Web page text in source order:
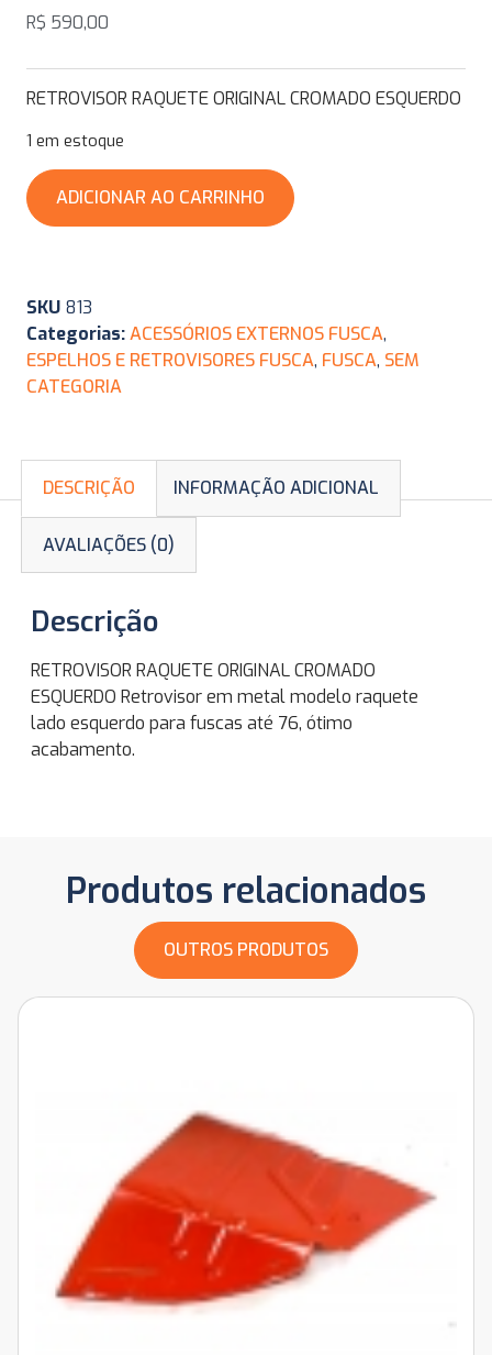
R$ 590,00
RETROVISOR RAQUETE ORIGINAL CROMADO ESQUERDO
1 em estoque
ADICIONAR AO CARRINHO
SKU 813
Categorias:ACESSÓRIOS EXTERNOS FUSCA,
ESPELHOS E RETROVISORES FUSCA, FUSCA, SEM
CATEGORIA
DESCRIÇÃO INFORMAÇÃO ADICIONAL
AVALIAÇÕES (0)
Descrição
RETROVISOR RAQUETE ORIGINAL CROMADO
ESQUERDO Retrovisor em metal modelo raquete
lado esquerdo para fuscas até 76, ótimo
acabamento.
Produtos relacionados
OUTROS PRODUTOS